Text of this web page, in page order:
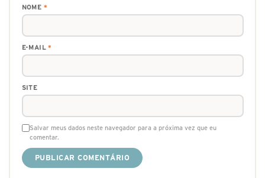
NOME *
E-MAIL*
SITE
Salvar meus dados neste navegador para a próxima vez que eu
comentar.